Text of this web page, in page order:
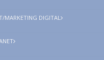
MARKETING DIGITAL